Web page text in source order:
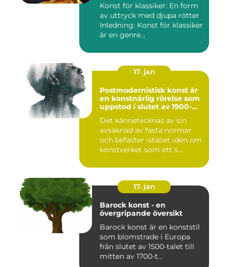
Konst för klassiker: En form
av uttryck med djupa rötter
Inledning: Konst för klassiker
är en genre...
17. jan
Postmodernistisk konst är
en konstnärlig rörelse som
uppstod i slutet av 1900-
mot modernismens
stränga regler och linjära
framsteg
Det kännetecknas av sin
avsaknad av fasta normer
och befäster istället idén om
konstverket som ett s...
17. jan
Barock konst - en
övergripande översikt
Barock konst är en konststil
som blomstrade i Europa
från slutet av 1500-talet till
mitten av 1700-t...